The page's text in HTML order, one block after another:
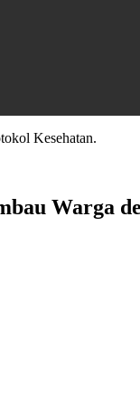
Kesehatan.
Warga